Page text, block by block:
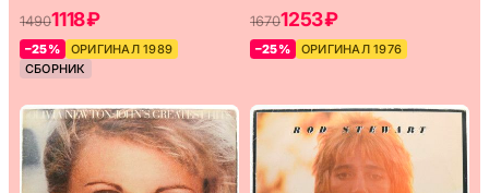
14901118 ₽
–25%
ОРИГИНАЛ 1989
СБОРНИК
16701253 ₽
–25% ОРИГИНАЛ 1976